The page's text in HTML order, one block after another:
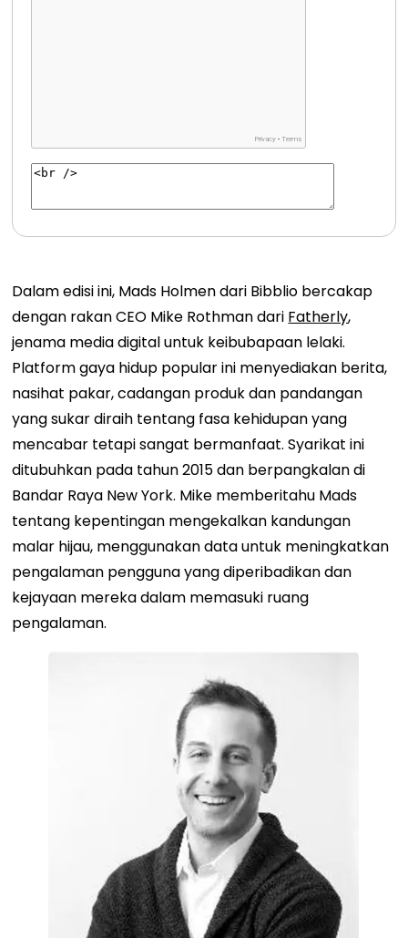
Dalam edisi ini, Mads Holmen dari Bibblio bercakap
dengan rakan CEO Mike Rothman dari Fatherly,
jenama media digital untuk keibubapaan lelaki.
Platform gaya hidup popular ini menyediakan berita,
nasihat pakar, cadangan produk dan pandangan
yang sukar diraih tentang fasa kehidupan yang
mencabar tetapi sangat bermanfaat. Syarikat ini
ditubuhkan pada tahun 2015 dan berpangkalan di
Bandar Raya New York. Mike memberitahu Mads
tentang kepentingan mengekalkan kandungan
malar hijau, menggunakan data untuk meningkatkan
pengalaman pengguna yang diperibadikan dan
kejayaan mereka dalam memasuki ruang
pengalaman.